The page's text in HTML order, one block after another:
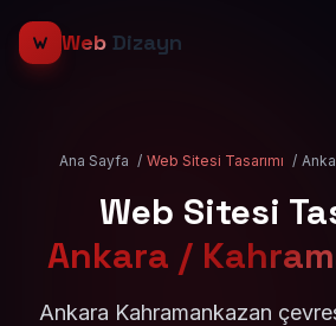
Web Dizayn
Ana Sayfa / Web Sitesi Tasarımı /
Web Sitesi
Ankara /
Ankara Kahramankazan